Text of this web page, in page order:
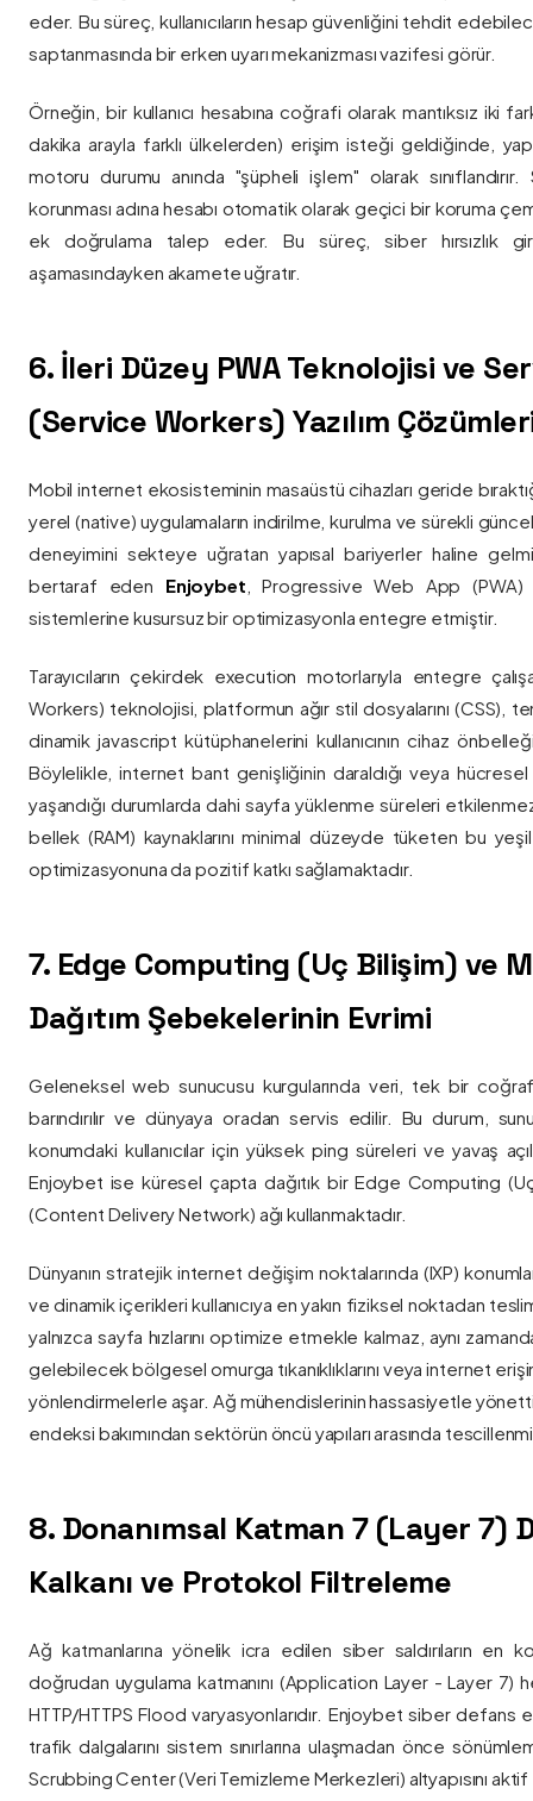
eder. Bu süreç, kullanıcıların hesap güvenliğini tehdit
saptanmasında bir erken uyarı mekanizması vazifesi görür.
Örneğin, bir kullanıcı hesabına coğrafi olarak mantıksız iki
dakika arayla farklı ülkelerden) erişim isteği geldiğinde,
motoru durumu anında "şüpheli işlem" olarak sınıflandırır.
korunması adına hesabı otomatik olarak geçici bir koruma
ek doğrulama talep eder. Bu süreç, siber hırsızlık
aşamasındayken akamete uğratır.
6. İleri Düzey PWA Teknolojisi ve
(Service Workers) Yazılım
Mobil internet ekosisteminin masaüstü cihazları geride
yerel (native) uygulamaların indirilme, kurulma ve sürekli
deneyimini sekteye uğratan yapısal bariyerler haline
bertaraf eden Enjoybet , Progressive Web App (PWA)
sistemlerine kusursuz bir optimizasyonla entegre etmiştir.
Tarayıcıların çekirdek execution motorlarıyla entegre
Workers) teknolojisi, platformun ağır stil dosyalarını (CSS),
dinamik javascript kütüphanelerini kullanıcının cihaz
Böylelikle, internet bant genişliğinin daraldığı veya
yaşandığı durumlarda dahi sayfa yüklenme süreleri
bellek (RAM) kaynaklarını minimal düzeyde tüketen bu yeşil
optimizasyonuna da pozitif katkı sağlamaktadır.
7. Edge Computing (Uç Bilişim) ve
Dağıtım Şebekelerinin Evrimi
Geleneksel web sunucusu kurgularında veri, tek bir
barındırılır ve dünyaya oradan servis edilir. Bu durum,
konumdaki kullanıcılar için yüksek ping süreleri ve yavaş
Enjoybet ise küresel çapta dağıtık bir Edge Computing
(Content Delivery Network) ağı kullanmaktadır.
Dünyanın stratejik internet değişim noktalarında (IXP)
ve dinamik içerikleri kullanıcıya en yakın fiziksel noktadan
yalnızca sayfa hızlarını optimize etmekle kalmaz, aynı
gelebilecek bölgesel omurga tıkanıklıklarını veya internet
yönlendirmelerle aşar. Ağ mühendislerinin hassasiyetle
endeksi bakımından sektörün öncü yapıları arasında
8. Donanımsal Katman 7 (Layer 7)
Kalkanı ve Protokol Filtreleme
Ağ katmanlarına yönelik icra edilen siber saldırıların en
doğrudan uygulama katmanını (Application Layer - Layer 7)
HTTP/HTTPS Flood varyasyonlarıdır. Enjoybet siber
trafik dalgalarını sistem sınırlarına ulaşmadan önce
Scrubbing Center (Veri Temizleme Merkezleri) altyapısını